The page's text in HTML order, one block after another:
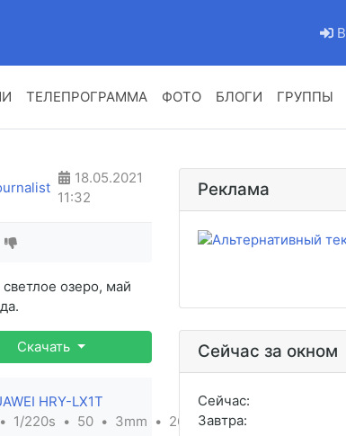
ТЕЛЕПРОГРАММА ФОТО БЛОГИ ГРУППЫ
18.05.2021
11:32
озеро, май
Скачать
HRY-LX1T
1/220s 50 3mm 26mm
Реклама
Сейчас за окном
Сейчас:
Завтра: